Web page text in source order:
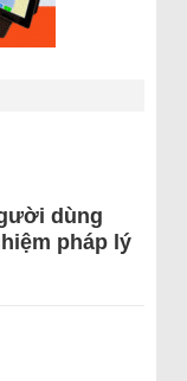
dùng
pháp lý